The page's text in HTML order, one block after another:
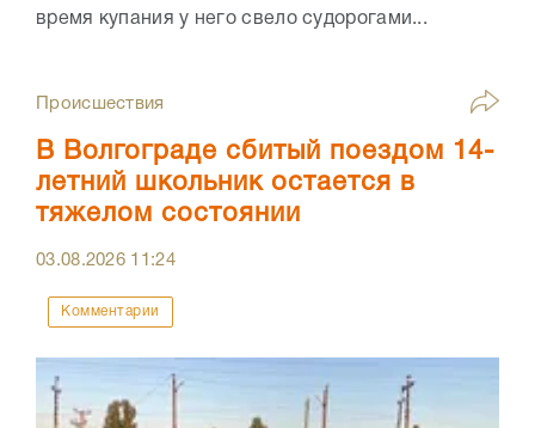
время купания у него свело судорогами...
Происшествия
В Волгограде сбитый поездом 14-
летний школьник остается в
тяжелом состоянии
03.08.2026 11:24
Комментарии